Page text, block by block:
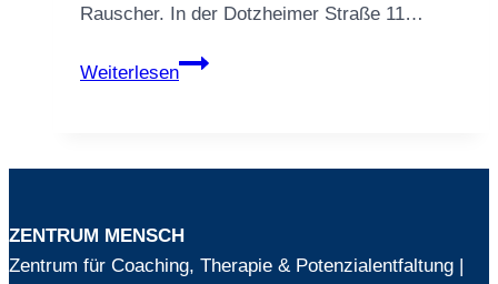
Rauscher. In der Dotzheimer Straße 11…
Weiterlesen
Unternehmen
Straße
11
ZENTRUM MENSCH
Zentrum für Coaching, Therapie & Potenzialentfaltung |